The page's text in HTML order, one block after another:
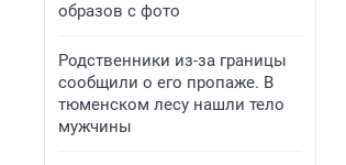
образов с фото
Родственники из-за границы
сообщили о его пропаже. В
тюменском лесу нашли тело
мужчины